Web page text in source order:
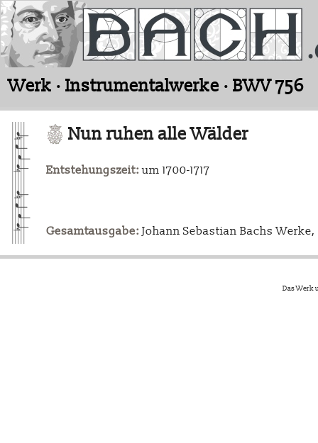
Werk · Instrumentalwerke · BWV 756
Nun ruhen alle Wälder
Entstehungszeit: um 1700-1717
Gesamtausgabe: Johann Sebastian Bachs Werke,
Das Werk